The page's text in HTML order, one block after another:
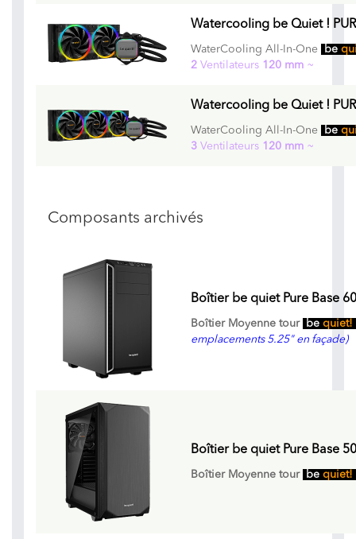
Watercooling be Quiet !
WaterCooling All-In-One be
2 Ventilateurs 120 mm ~
Watercooling be Quiet !
WaterCooling All-In-One be
3 Ventilateurs 120 mm ~
Composants archivés
Boîtier be quiet Pure Base
Boîtier Moyenne tour be quiet!
emplacements 5.25" en façade)
Boîtier be quiet Pure Base
Boîtier Moyenne tour be quiet!